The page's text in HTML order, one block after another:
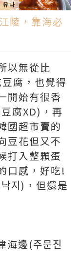
陵，靠海必
以無從比
腐，也覺得
開始有很香
腐XD)，再
國超市賣的
豆花但又不
打入整顆蛋
口感，好吃!
지)，但還是
海邊(주문진